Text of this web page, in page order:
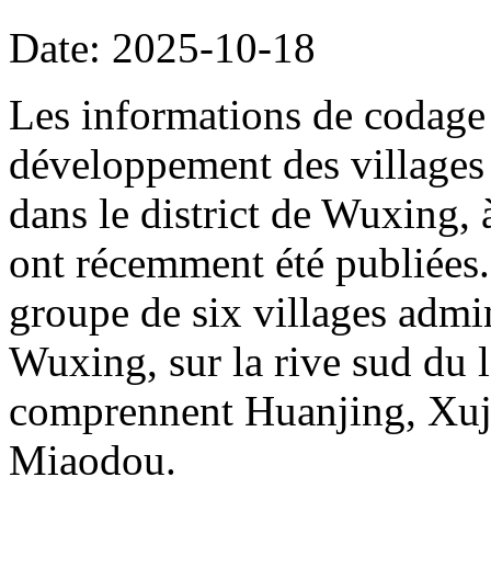
Date: 2025-10-18
Les informations de
développement des
dans le district de Wuxing,
ont récemment été
groupe de six villages
Wuxing, sur la rive sud du
comprennent Huanjing,
Miaodou.